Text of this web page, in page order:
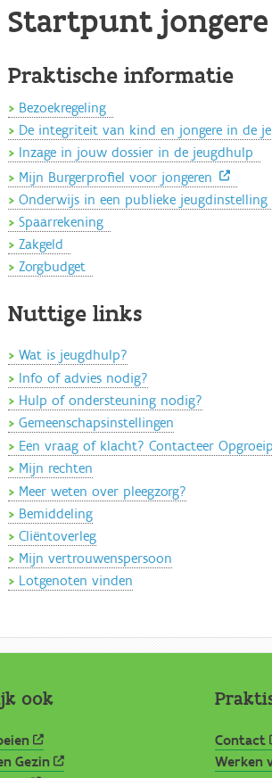
Startpunt jongere
Praktische informatie
Bezoekregeling
De integriteit van kind en jongere in de
Inzage in jouw dossier in de jeugdhulp
Mijn Burgerprofiel voor jongeren
Onderwijs in een publieke jeugdinstelling
Spaarrekening
Zakgeld
Zorgbudget
Nuttige links
Wat is jeugdhulp?
Info of advies nodig?
Hulp of ondersteuning nodig?
Gemeenschapsinstellingen
Een vraag of klacht? Contacteer
Mijn rechten
Meer weten over pleegzorg?
Bemiddeling
Cliëntoverleg
Mijn vertrouwenspersoon
Lotgenoten vinden
ook
Gezin
Contact
Werken